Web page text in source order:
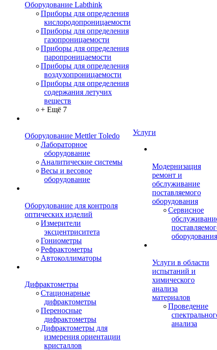
Оборудование Labthink
Приборы для определения
кислородопроницаемости
Приборы для определения
газопроницаемости
Приборы для определения
паропроницаемости
Приборы для определения
воздухопроницаемости
Приборы для определения
содержания летучих
веществ
+ Ещё 7
Оборудование Mettler Toledo
Лабораторное
оборудование
Аналитические системы
Весы и весовое
оборудование
Оборудование для контроля
оптических изделий
Измерители
эксцентриситета
Гониометры
Рефрактометры
Автоколлиматоры
Дифрактометры
Стационарные
дифрактометры
Переносные
дифрактометры
Дифрактометры для
измерения ориентации
кристаллов
Услуги
Модернизация
ремонт и
обслуживание
поставляемого
оборудования
Сервисное
оборудования
Услуги в области
испытаний и
химического
анализа
материалов
Проведение
анализа